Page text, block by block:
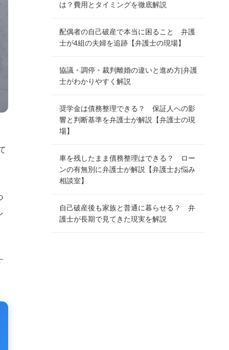
は？費用とタイミングを徹底解説
配偶者の自己破産で本当に困ること 弁護
士が4組の夫婦を追跡【弁護士の現場】
協議・調停・裁判離婚の違いと進め方|弁護
士がわかりやすく解説
奨学金は債務整理できる？ 保証人への影
響と判断基準を弁護士が解説【弁護士の現
場】
車を残したまま債務整理はできる？ ロー
ンの有無別に弁護士が解説【弁護士お悩み
相談室】
自己破産後も家族と普通に暮らせる？ 弁
護士が長期で見てきた現実を解説